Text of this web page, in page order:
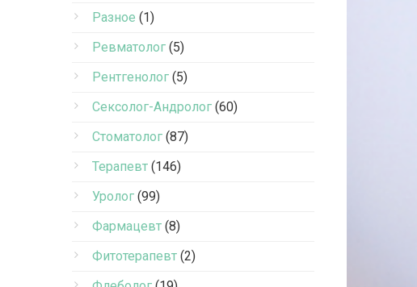
Разное (1)
Ревматолог (5)
Рентгенолог (5)
Сексолог-Андролог (60)
Стоматолог (87)
Терапевт (146)
Уролог (99)
Фармацевт (8)
Фитотерапевт (2)